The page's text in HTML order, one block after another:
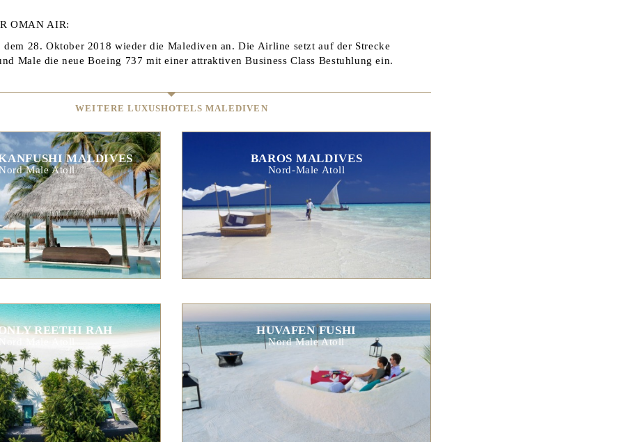
OMAN AIR:
28. Oktober 2018 wieder die Malediven an. Die Airline setzt auf der Strecke
Male die neue Boeing 737 mit einer attraktiven Business Class Bestuhlung ein.
WEITERE LUXUSHOTELS MALEDIVEN
MALDIVES
Male Atoll
BAROS MALDIVES
Nord-Male Atoll
REETHI RAH
Male Atoll
HUVAFEN FUSHI
Nord Male Atoll